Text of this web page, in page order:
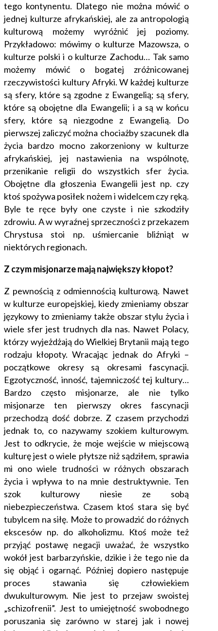
tego kontynentu. Dlatego nie można mówić o
jednej kulturze afrykańskiej, ale za antropologią
kulturową możemy wyróżnić jej poziomy.
Przykładowo: mówimy o kulturze Mazowsza, o
kulturze polski i o kulturze Zachodu… Tak samo
możemy mówić o bogatej zróżnicowanej
rzeczywistości kultury Afryki. W każdej kulturze
są sfery, które są zgodne z Ewangelią; są sfery,
które są obojętne dla Ewangelii; i a są w końcu
sfery, które są niezgodne z Ewangelią. Do
pierwszej zaliczyć można chociażby szacunek dla
życia bardzo mocno zakorzeniony w kulturze
afrykańskiej, jej nastawienia na wspólnotę,
przenikanie religii do wszystkich sfer życia.
Obojętne dla głoszenia Ewangelii jest np. czy
ktoś spożywa posiłek nożem i widelcem czy ręką.
Byle te ręce były one czyste i nie szkodziły
zdrowiu. A w wyraźnej sprzeczności z przekazem
Chrystusa stoi np. uśmiercanie bliźniąt w
niektórych regionach.
Z czym misjonarze mają największy kłopot?
Z pewnością z odmiennością kulturową. Nawet
w kulturze europejskiej, kiedy zmieniamy obszar
językowy to zmieniamy także obszar stylu życia i
wiele sfer jest trudnych dla nas. Nawet Polacy,
którzy wyjeżdżają do Wielkiej Brytanii mają tego
rodzaju kłopoty. Wracając jednak do Afryki –
początkowe okresy są okresami fascynacji.
Egzotyczność, inność, tajemniczość tej kultury…
Bardzo często misjonarze, ale nie tylko
misjonarze ten pierwszy okres fascynacji
przechodzą dość dobrze. Z czasem przychodzi
jednak to, co nazywamy szokiem kulturowym.
Jest to odkrycie, że moje wejście w miejscową
kulturę jest o wiele płytsze niż sądziłem, sprawia
mi ono wiele trudności w różnych obszarach
życia i wpływa to na mnie destruktywnie. Ten
szok kulturowy niesie ze sobą
niebezpieczeństwa. Czasem ktoś stara się być
tubylcem na siłę. Może to prowadzić do różnych
ekscesów np. do alkoholizmu. Ktoś może też
przyjąć postawę negacji uważać, że wszystko
wokół jest barbarzyńskie, dzikie i że tego nie da
się objąć i ogarnąć. Później dopiero następuje
proces stawania się człowiekiem
dwukulturowym. Nie jest to przejaw swoistej
„schizofrenii”. Jest to umiejętność swobodnego
poruszania się zarówno w starej jak i nowej